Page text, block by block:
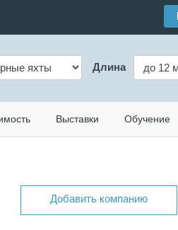
Длина
Выставки Обучение
Добавить компанию